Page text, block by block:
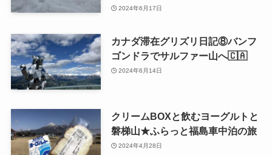
2024年6月17日
カナダ滞在グリズリ日記⑧バンフ
ゴンドラでサルファー山へ🇨🇦
2024年6月14日
クリームBOXと飲むヨーグルトと
磐梯山★ふらっと福島車中泊の旅
2024年4月28日